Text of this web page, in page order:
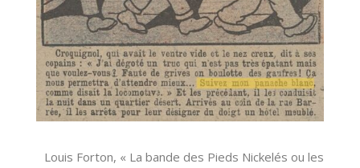
Louis Forton, « La bande des Pieds Nickelés ou les